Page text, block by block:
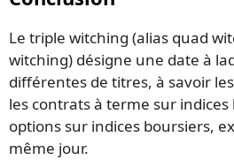
Le triple witching (alias quad
witching) désigne une date à
différentes de titres, à savoir
les contrats à terme sur
options sur indices boursiers,
même jour.